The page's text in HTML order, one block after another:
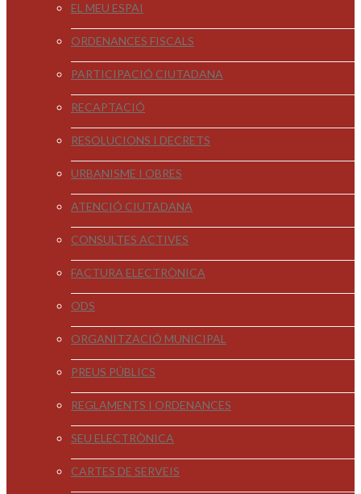
EL MEU ESPAI
ORDENANCES FISCALS
PARTICIPACIÓ CIUTADANA
RECAPTACIÓ
RESOLUCIONS I DECRETS
URBANISME I OBRES
ATENCIÓ CIUTADANA
CONSULTES ACTIVES
FACTURA ELECTRÒNICA
ODS
ORGANITZACIÓ MUNICIPAL
PREUS PÚBLICS
REGLAMENTS I ORDENANCES
SEU ELECTRÒNICA
CARTES DE SERVEIS